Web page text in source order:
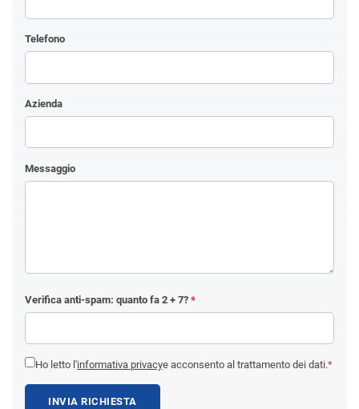
Telefono
Azienda
Messaggio
Verifica anti-spam: quanto fa 2 + 7? *
Ho letto l'informativa privacye acconsento al trattamento dei dati.*
INVIA RICHIESTA